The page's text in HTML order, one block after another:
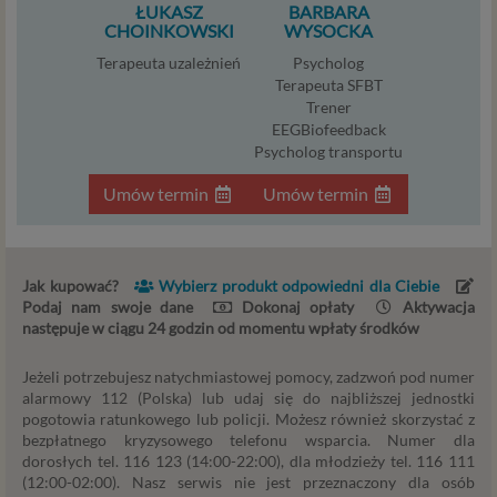
ŁUKASZ
CHOINKOWSKI
Terapeuta uzależnień
Umów termin
BARBARA
WYSOCKA
Psycholog
Terapeuta SFBT
Trener
EEGBiofeedback
Psycholog transportu
Umów termin
Jak kupować?
Wybierz produkt odpowiedni dla Ciebie
Podaj nam swoje dane
Dokonaj opłaty
Aktywacja
następuje w ciągu 24 godzin od momentu wpłaty środków
Jeżeli potrzebujesz natychmiastowej pomocy, zadzwoń pod numer
alarmowy 112 (Polska) lub udaj się do najbliższej jednostki
pogotowia ratunkowego lub policji. Możesz również skorzystać z
bezpłatnego kryzysowego telefonu wsparcia. Numer dla
dorosłych tel. 116 123 (14:00-22:00), dla młodzieży tel. 116 111
(12:00-02:00). Nasz serwis nie jest przeznaczony dla osób
ograniczających tę zgodę, w przypadku niezbędności
wykonywania, a w przypadku, gdy podstawą
przetwarzania danych jest uzasadniony interes
administratora – do czasu istnienia tego uzasadnionego
Administratorzy
internetowego Psychorada.pl. Pełne dane administratora
możesz sprawdzić wchodząc na podstrone Kontakt.
Znajdziesz tam również informację o naszych Zaufanych
współpracujemy głównie w zakresie administracyjnym,
technologicznym koniecznym do prowadzenia serwisu i
marketingowym.
Przekazywanie danych